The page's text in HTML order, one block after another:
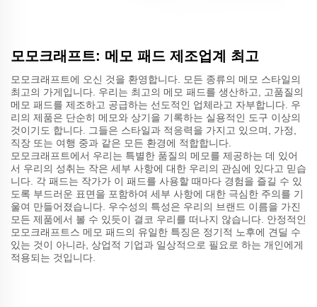
모모크래프트: 메모 패드 제조업계 최고
모모크래프트에 오신 것을 환영합니다. 모든 종류의 메모 스타일의
최고의 가게입니다. 우리는 최고의 메모 패드를 생산하고, 고품질의
메모 패드를 제조하고 공급하는 선도적인 업체라고 자부합니다. 우
리의 제품은 단순히 메모와 상기을 기록하는 실용적인 도구 이상의
것이기도 합니다. 그들은 스타일과 적응력을 가지고 있으며, 가정,
직장 또는 여행 중과 같은 모든 환경에 적합합니다.
모모크래프트에서 우리는 특별한 품질의 메모를 제공하는 데 있어
서 우리의 성취는 작은 세부 사항에 대한 우리의 관심에 있다고 믿습
니다. 각 패드는 작가가 이 패드를 사용할 때마다 경험을 즐길 수 있
도록 부드러운 표면을 포함하여 세부 사항에 대한 극심한 주의를 기
울여 만들어졌습니다. 우수성의 특성은 우리의 브랜드 이름을 가진
모든 제품에서 볼 수 있듯이 결코 우리를 떠나지 않습니다. 안정적인
모모크래프트스 메모 패드의 유일한 특징은 정기적 노후에 견딜 수
있는 것이 아니라, 상업적 기업과 일상적으로 필요로 하는 개인에게
적용되는 것입니다.